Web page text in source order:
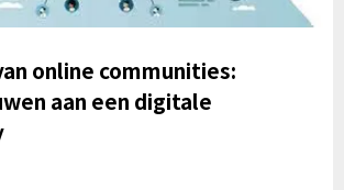
online communities:
aan een digitale